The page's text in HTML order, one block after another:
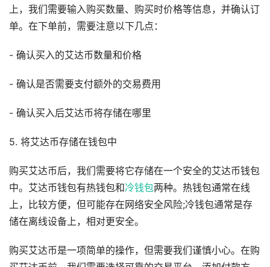
上，我们需要输入购买数量、购买时价格等信息，并确认订
单。在下单前，需要注意以下几点：
- 确认买入的艾达币数量和价格
- 确认是否需要支付额外的交易费用
- 确认买入后艾达币将存储在哪里
5. 将艾达币存储在钱包中
购买艾达币后，我们需要将它存储在一个安全的艾达币钱包
中。艾达币钱包有热钱包和冷钱包两种。热钱包通常在线
上，比较方便，但可能存在网络安全风险;冷钱包通常是存
储在离线设备上，相对更安全。
购买艾达币是一项简单的操作，但需要我们谨慎小心。在购